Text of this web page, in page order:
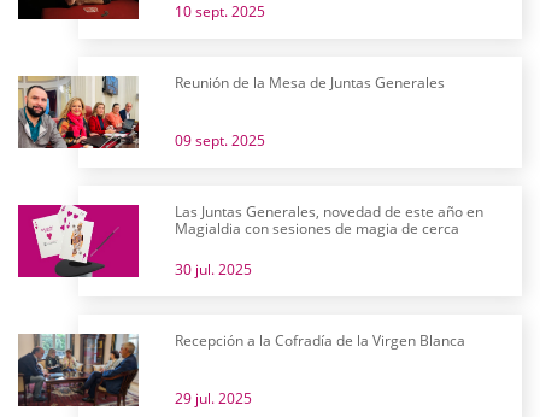
10 sept. 2025
Reunión de la Mesa de Juntas Generales
09 sept. 2025
Las Juntas Generales, novedad de este año en
Magialdia con sesiones de magia de cerca
30 jul. 2025
Recepción a la Cofradía de la Virgen Blanca
29 jul. 2025